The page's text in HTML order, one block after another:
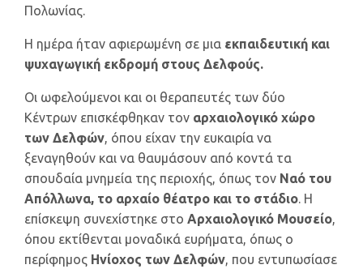
Πολωνίας.
Η ημέρα ήταν αφιερωμένη σε μια εκπαιδευτική και
ψυχαγωγική εκδρομή στους Δελφούς.
Οι ωφελούμενοι και οι θεραπευτές των δύο
Κέντρων επισκέφθηκαν τον αρχαιολογικό χώρο
των Δελφών, όπου είχαν την ευκαιρία να
ξεναγηθούν και να θαυμάσουν από κοντά τα
σπουδαία μνημεία της περιοχής, όπως τον Ναό του
Απόλλωνα, το αρχαίο θέατρο και το στάδιο. Η
επίσκεψη συνεχίστηκε στο Αρχαιολογικό Μουσείο,
όπου εκτίθενται μοναδικά ευρήματα, όπως ο
περίφημος Ηνίοχος των Δελφών, που εντυπωσίασε